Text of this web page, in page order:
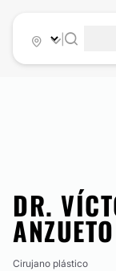
DR.
Cirujano plástico